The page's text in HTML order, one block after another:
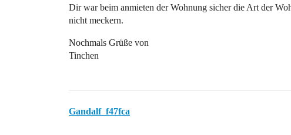
Dir war beim anmieten der Wohnung sicher die Art der
nicht meckern.
Nochmals Grüße von
Tinchen
Gandalf_f47fca